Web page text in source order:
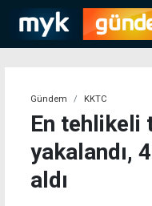
Gündem KKTC
En tehlikeli
yakalandı,
aldı